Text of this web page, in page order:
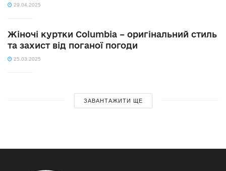
29.04.2025
Жіночі куртки Columbia – оригінальний стиль
та захист від поганої погоди
25.03.2025
ЗАВАНТАЖИТИ ЩЕ